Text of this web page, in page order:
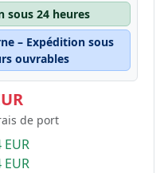
sous 24 heures
– Expédition sous
ouvrables
de port